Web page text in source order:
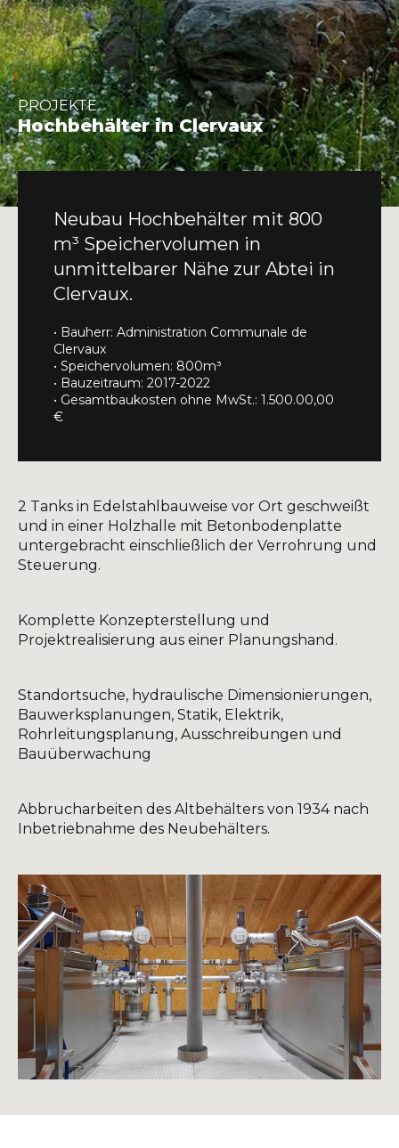
INFO@DAEDALUS.LU +352 26 87 03 55
PROJEKTE
Hochbehälter in Clervaux
Neubau Hochbehälter mit 800
m³ Speichervolumen in
unmittelbarer Nähe zur Abtei in
Clervaux.
• Bauherr: Administration Communale de
Clervaux
• Speichervolumen: 800m³
• Bauzeitraum: 2017-2022
• Gesamtbaukosten ohne MwSt.: 1.500.00,00
€
2 Tanks in Edelstahlbauweise vor Ort geschweißt
und in einer Holzhalle mit Betonbodenplatte
untergebracht einschließlich der Verrohrung und
Steuerung.
Komplette Konzepterstellung und
Projektrealisierung aus einer Planungshand.
Standortsuche, hydraulische Dimensionierungen,
Bauwerksplanungen, Statik, Elektrik,
Rohrleitungsplanung, Ausschreibungen und
Bauüberwachung
Abbrucharbeiten des Altbehälters von 1934 nach
Inbetriebnahme des Neubehälters.